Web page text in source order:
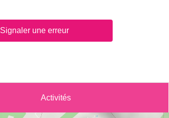
Signaler une erreur
Activités